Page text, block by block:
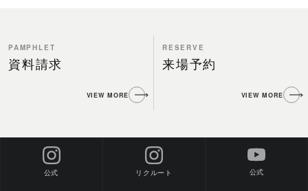
PAMPHLET
資料請求
VIEW MORE
RESERVE
来場予約
VIEW MORE
公式 リクルート 公式